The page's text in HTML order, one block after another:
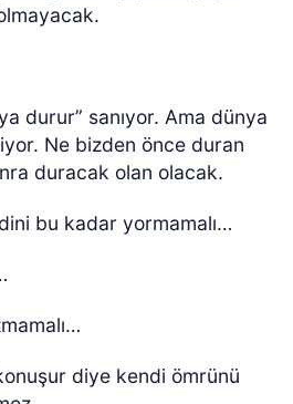
durur” sanıyor. Ama dünya
Ne bizden önce duran
duracak olan olacak.
bu kadar yormamalı…
diye kendi ömrünü